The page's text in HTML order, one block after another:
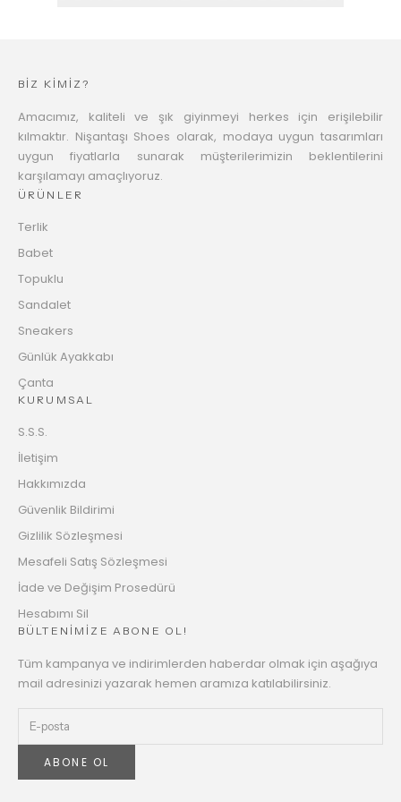
BİZ KİMİZ?
Amacımız, kaliteli ve şık giyinmeyi herkes için erişilebilir
kılmaktır. Nişantaşı Shoes olarak, modaya uygun tasarımları
uygun fiyatlarla sunarak müşterilerimizin beklentilerini
karşılamayı amaçlıyoruz.
ÜRÜNLER
Terlik
Babet
Topuklu
Sandalet
Sneakers
Günlük Ayakkabı
Çanta
KURUMSAL
S.S.S.
İletişim
Hakkımızda
Güvenlik Bildirimi
Gizlilik Sözleşmesi
Mesafeli Satış Sözleşmesi
İade ve Değişim Prosedürü
Hesabımı Sil
BÜLTENİMİZE ABONE OL!
Tüm kampanya ve indirimlerden haberdar olmak için aşağıya
mail adresinizi yazarak hemen aramıza katılabilirsiniz.
ABONE OL